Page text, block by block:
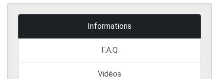
Informations
F.A.Q
Vidéos